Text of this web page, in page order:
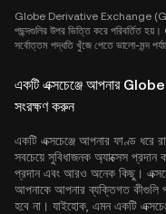
Globe Derivative Exchange (GDT)
পছন্দগুলির উপর ভিত্তি করে
সর্বোত্তম পদ্ধতি খুঁজে পেতে ভালো-মন্দ
একটি এক্সচেঞ্জে আপনার
সংরক্ষণ করুন
একটি এক্সচেঞ্জে আপনার ফাণ্ড ধরে
সবচেয়ে সুবিধাজনক অ্যাক্সেস প্রদান
প্রদান এবং আরও অনেক কিছু।
আপনাকে আপনার ব্যক্তিগত কীগুলি
হবে না। যাইহোক, এমন একটি